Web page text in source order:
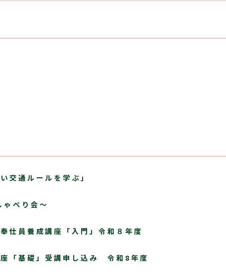
交通ルールを学ぶ」
べり会～
仕員養成講座「入門」令和８年度
座「基礎」受講申し込み 令和8年度